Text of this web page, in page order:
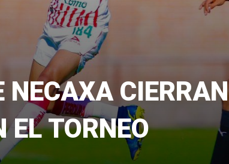
NECAXA CIERRAN
EL TORNEO